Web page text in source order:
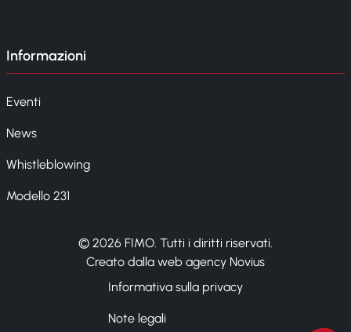
Informazioni
Eventi
News
Whistleblowing
Modello 231
© 2026 FIMO. Tutti i diritti riservati.
Creato dalla web agency Novius
Informativa sulla privacy
Note legali